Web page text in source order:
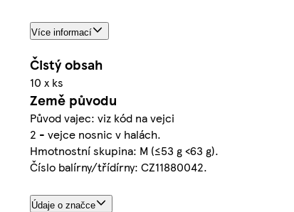
Více informací
Čistý obsah
10 x ks
Země původu
Původ vajec: viz kód na vejci
2 - vejce nosnic v halách.
Hmotnostní skupina: M (≤53 g <63 g).
Číslo balírny/třídírny: CZ11880042.
Údaje o značce